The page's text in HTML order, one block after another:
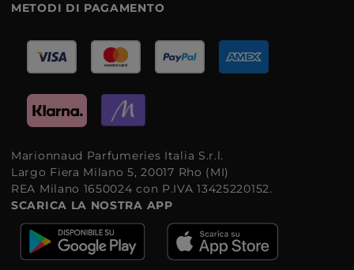
METODI DI PAGAMENTO
Marionnaud Parfumeries Italia S.r.l.
Largo Fiera Milano 5, 20017 Rho (MI)
REA Milano 1650024 con P.IVA 13425220152.
SCARICA LA NOSTRA APP